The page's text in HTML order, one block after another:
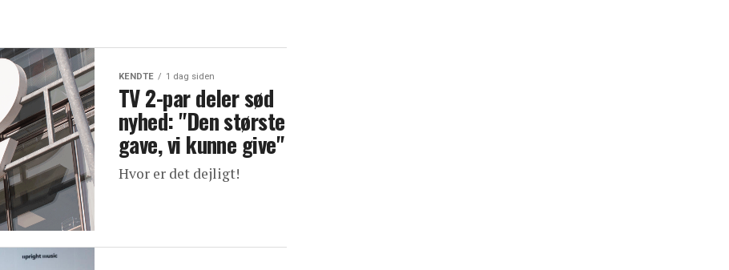
KENDTE 1 dag siden
TV 2-par deler sød
nyhed: "Den største
gave, vi kunne give"
Hvor er det dejligt!